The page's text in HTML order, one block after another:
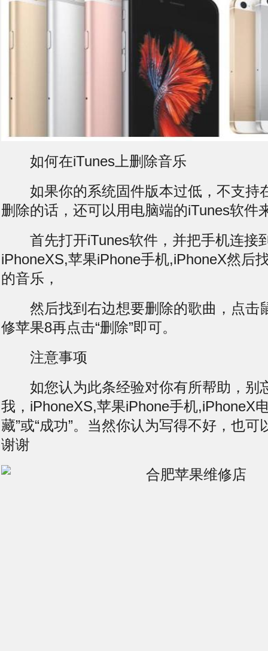
如何在iTunes上删除音乐
如果你的系统固件版本过低，不支持
删除的话，还可以用电脑端的iTunes软件
首先打开iTunes软件，并把手机连接
iPhoneXS,苹果iPhone手机,iPhoneX然后
的音乐，
然后找到右边想要删除的歌曲，点击
修苹果8再点击“删除”即可。
注意事项
如您认为此条经验对你有所帮助，别
我，iPhoneXS,苹果iPhone手机,iPhoneX
藏”或“成功”。当然你认为写得不好，也可
谢谢